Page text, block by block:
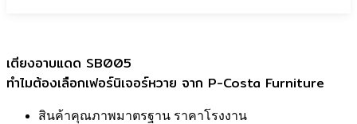
เตียงอาบแดด SB005
ทำไมต้องเลือกเฟอร์นิเจอร์หวาย จาก P-Costa Furniture
สินค้าคุณภาพมาตรฐาน ราคาโรงงาน